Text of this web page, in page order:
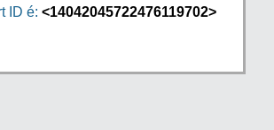
ID é: <14042045722476119702>